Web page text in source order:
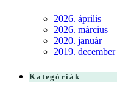
2026. április
2026. március
2020. január
2019. december
Kategóriák